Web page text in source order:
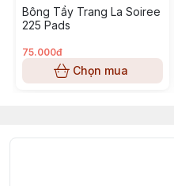
Bông Tẩy Trang La Soiree
225 Pads
75.000đ
Chọn mua